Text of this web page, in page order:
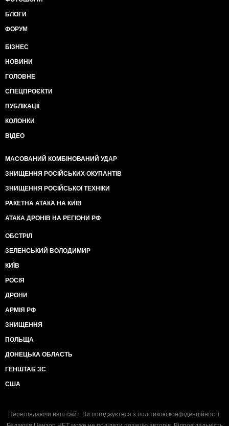
БЛОГИ
ФОРУМ
БІЗНЕС
НОВИНИ
ГОЛОВНЕ
СПЕЦПРОЄКТИ
ПУБЛІКАЦІЇ
КОЛОНКИ
ВІДЕО
МАСОВАНИЙ КОМБІНОВАНИЙ УДАР
ЗНИЩЕННЯ РОСІЙСЬКИХ ОКУПАНТІВ
ЗНИЩЕННЯ РОСІЙСЬКОЇ ТЕХНІКИ
РАКЕТНА АТАКА НА КИЇВ
АТАКА ДРОНІВ НА РЕГІОНИ РФ
ОБСТРІЛ
ЗЕЛЕНСЬКИЙ ВОЛОДИМИР
КИЇВ
РОСІЯ
ДРОНИ
АРМІЯ РФ
ЗНИЩЕННЯ
ПОЛЬЩА
ДОНЕЦЬКА ОБЛАСТЬ
ГЕНШТАБ ЗС
США
Переглядаючи наш сайт, Ви погоджуєтеся з політикою конфіденційності.